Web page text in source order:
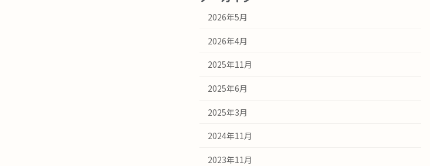
2026年5月
2026年4月
2025年11月
2025年6月
2025年3月
2024年11月
2023年11月